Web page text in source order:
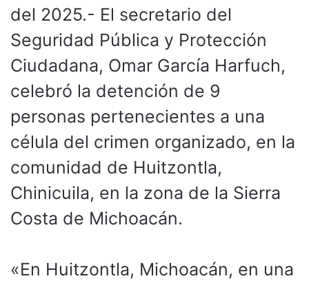
del 2025.- El secretario del
Seguridad Pública y Protección
Ciudadana, Omar García Harfuch,
celebró la detención de 9
personas pertenecientes a una
célula del crimen organizado, en la
comunidad de Huitzontla,
Chinicuila, en la zona de la Sierra
Costa de Michoacán.
«En Huitzontla, Michoacán, en una